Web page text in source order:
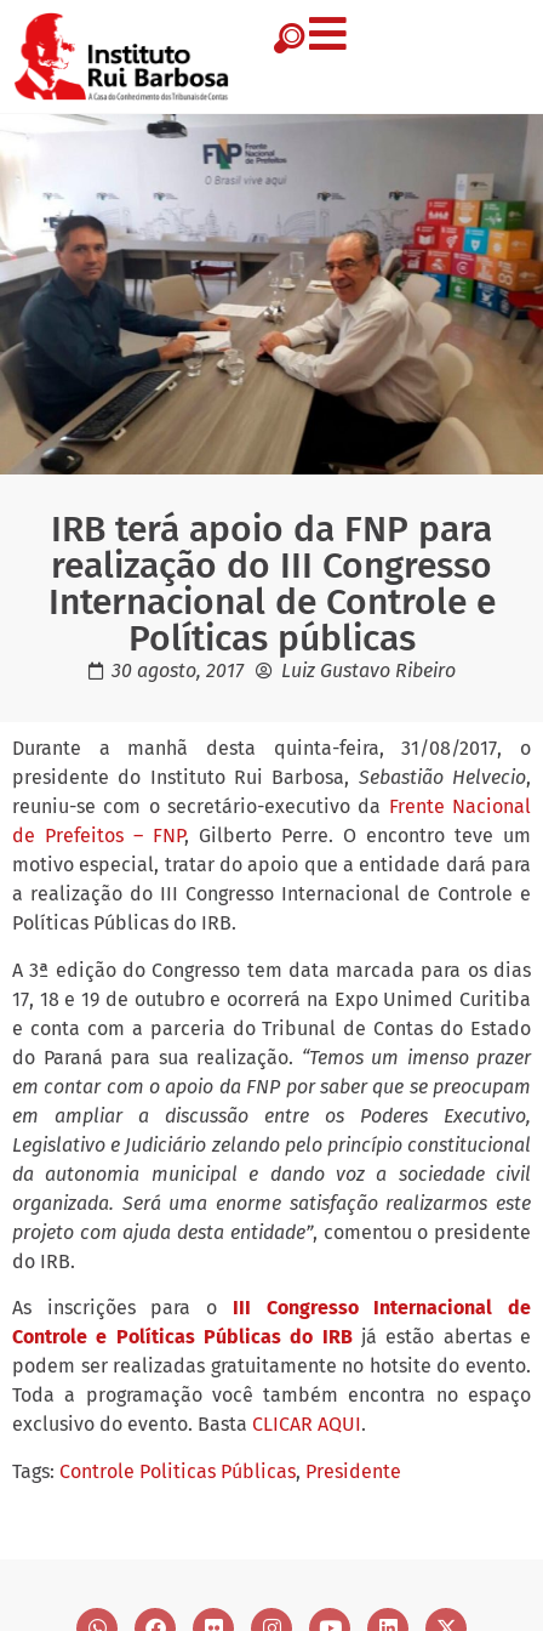
IRB terá apoio da FNP para
realização do III Congresso
Internacional de Controle e
Políticas públicas
30 agosto, 2017 Luiz Gustavo Ribeiro
Durante a manhã desta quinta-feira, 31/08/2017, o
presidente do Instituto Rui Barbosa, Sebastião Helvecio,
reuniu-se com o secretário-executivo da Frente Nacional
de Prefeitos – FNP, Gilberto Perre. O encontro teve um
motivo especial, tratar do apoio que a entidade dará para
a realização do III Congresso Internacional de Controle e
Políticas Públicas do IRB.
A 3ª edição do Congresso tem data marcada para os dias
17, 18 e 19 de outubro e ocorrerá na Expo Unimed Curitiba
e conta com a parceria do Tribunal de Contas do Estado
do Paraná para sua realização. “Temos um imenso prazer
em contar com o apoio da FNP por saber que se preocupam
em ampliar a discussão entre os Poderes Executivo,
Legislativo e Judiciário zelando pelo princípio constitucional
da autonomia municipal e dando voz a sociedade civil
organizada. Será uma enorme satisfação realizarmos este
projeto com ajuda desta entidade”, comentou o presidente
do IRB.
As inscrições para o III Congresso Internacional de
Controle e Políticas Públicas do IRBjá estão abertas e
podem ser realizadas gratuitamente no hotsite do evento.
Toda a programação você também encontra no espaço
exclusivo do evento. Basta CLICAR AQUI.
Tags: Controle Politicas Públicas, Presidente